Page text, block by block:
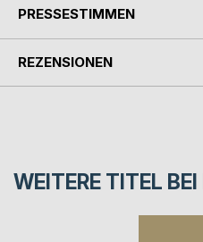
PRESSESTIMMEN
REZENSIONEN
WEITERE TITEL BEI